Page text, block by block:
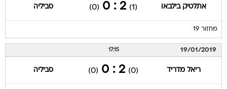
אתלטיק בילבאו (1)
2 : 0
(0) סביליה
מחזור 19
19/01/2019
17:15
ריאל מדריד (0)
2 : 0
(0) סביליה